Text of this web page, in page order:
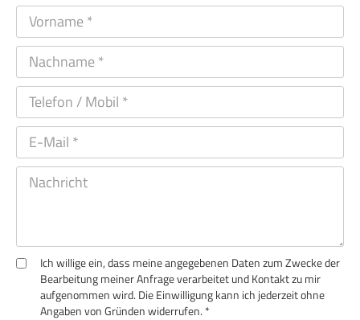
Ich willige ein, dass meine angegebenen Daten zum Zwecke der
Bearbeitung meiner Anfrage verarbeitet und Kontakt zu mir
aufgenommen wird. Die Einwilligung kann ich jederzeit ohne
Angaben von Gründen widerrufen. *